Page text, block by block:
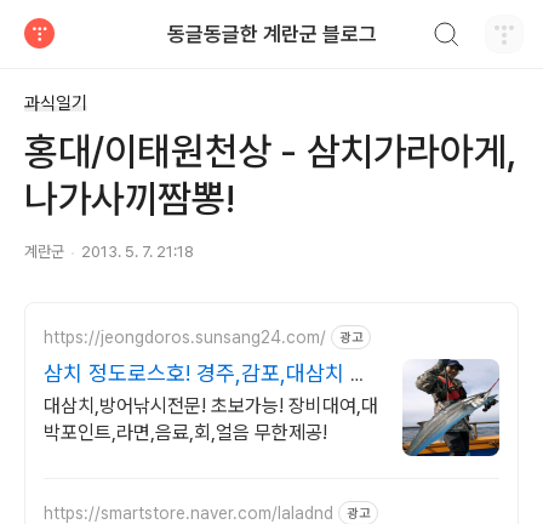
동글동글한 계란군 블로그
과식일기
홍대/이태원천상 - 삼치가라아게,
나가사끼짬뽕!
계란군 2013. 5. 7. 21:18
https://jeongdoros.sunsang24.com/ 광고
삼치 정도로스호! 경주,감포,대삼치 방
어 넘버
대삼치,방어낚시전문! 초보가능! 장비대여,대
박포인트,라면,음료,회,얼음 무한제공!
https://smartstore.naver.com/laladnd 광고